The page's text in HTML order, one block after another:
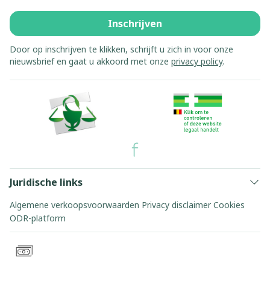
Inschrijven
Door op inschrijven te klikken, schrijft u zich in voor onze
nieuwsbrief en gaat u akkoord met onze privacy policy.
Juridische links
Algemene verkoopsvoorwaarden Privacy disclaimer Cookies
ODR-platform